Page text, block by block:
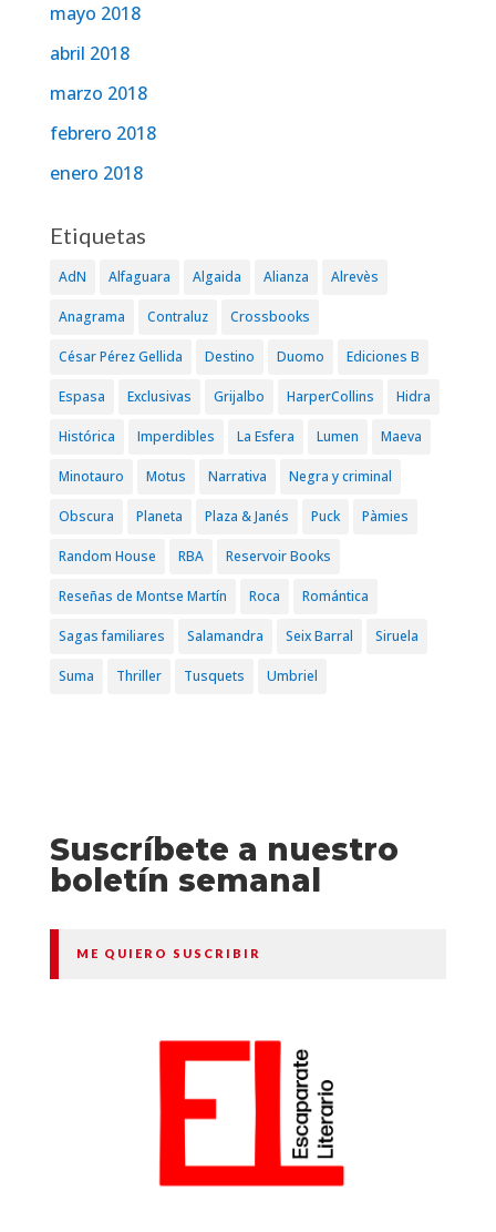
mayo 2018
abril 2018
marzo 2018
febrero 2018
enero 2018
Etiquetas
AdN Alfaguara Algaida Alianza Alrevès
Anagrama Contraluz Crossbooks
César Pérez Gellida Destino Duomo Ediciones B
Espasa Exclusivas Grijalbo HarperCollins Hidra
Histórica Imperdibles La Esfera Lumen Maeva
Minotauro Motus Narrativa Negra y criminal
Obscura Planeta Plaza & Janés Puck Pàmies
Random House RBA Reservoir Books
Reseñas de Montse Martín Roca Romántica
Sagas familiares Salamandra Seix Barral Siruela
Suma Thriller Tusquets Umbriel
Suscríbete a nuestro
boletín semanal
ME QUIERO SUSCRIBIR